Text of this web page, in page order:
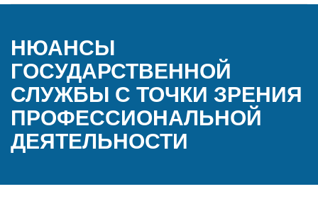
НЮАНСЫ
ГОСУДАРСТВЕННОЙ
СЛУЖБЫ С ТОЧКИ ЗРЕНИЯ
ПРОФЕССИОНАЛЬНОЙ
ДЕЯТЕЛЬНОСТИ